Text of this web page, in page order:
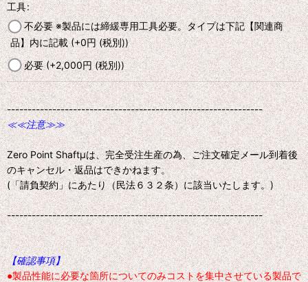
工具:
不必要 ※製品には締緩専用工具必要。タイプは下記【関連商
品】内に記載(+0円 (税別))
必要(+2,000円 (税別))
--------------------------------------------------------------
≪≪注意≫≫
Zero Point Shaftμは、完全受注生産の為、ご注文確定メール到着後
のキャンセル・返品はできかねます。
(「請負契約」にあたり（民法６３２条）に該当いたします。)
--------------------------------------------------------------
【確認事項】
●製品性能に必要な箇所についてのみコストを集中させている製品で